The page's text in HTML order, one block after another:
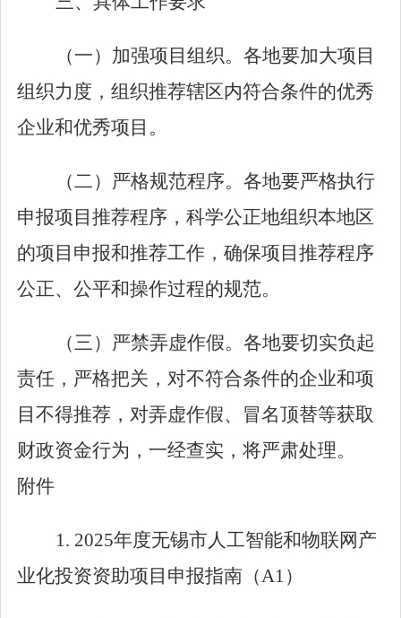
（一）加强项目组织。各地要加大项目
组织力度，组织推荐辖区内符合条件的优秀
企业和优秀项目。
（二）严格规范程序。各地要严格执行
申报项目推荐程序，科学公正地组织本地区
的项目申报和推荐工作，确保项目推荐程序
公正、公平和操作过程的规范。
（三）严禁弄虚作假。各地要切实负起
责任，严格把关，对不符合条件的企业和项
目不得推荐，对弄虚作假、冒名顶替等获取
财政资金行为，一经查实，将严肃处理。
附件
1. 2025年度无锡市人工智能和物联网产
业化投资资助项目申报指南（A1）